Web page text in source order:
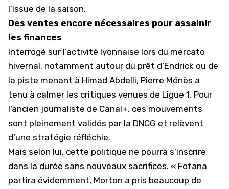
l’issue de la saison.
Des ventes encore nécessaires pour assainir
les finances
Interrogé sur l’activité lyonnaise lors du mercato
hivernal, notamment autour du prêt d’Endrick ou de
la piste menant à Himad Abdelli, Pierre Ménès a
tenu à calmer les critiques venues de Ligue 1. Pour
l’ancien journaliste de Canal+, ces mouvements
sont pleinement validés par la DNCG et relèvent
d’une stratégie réfléchie.
Mais selon lui, cette politique ne pourra s’inscrire
dans la durée sans nouveaux sacrifices. « Fofana
partira évidemment, Morton a pris beaucoup de